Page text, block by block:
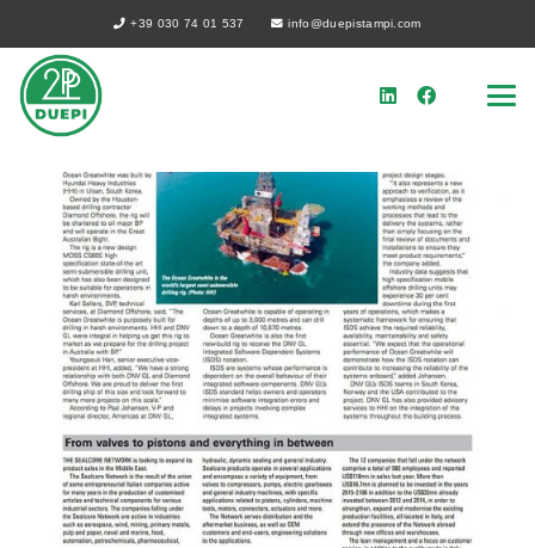
+39 030 74 01 537 info@duepistampi.com